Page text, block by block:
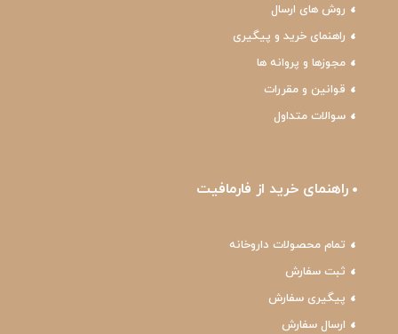
روش های ارسال
راهنمای خرید و پیگیری
مجوزها و پروانه ها
قوانین و مقررات
سوالات متداول
راهنمای خرید از فارمافیت
تمام محصولات داروخانه
ثبت سفارش
پیگیری سفارش
ارسال سفارش